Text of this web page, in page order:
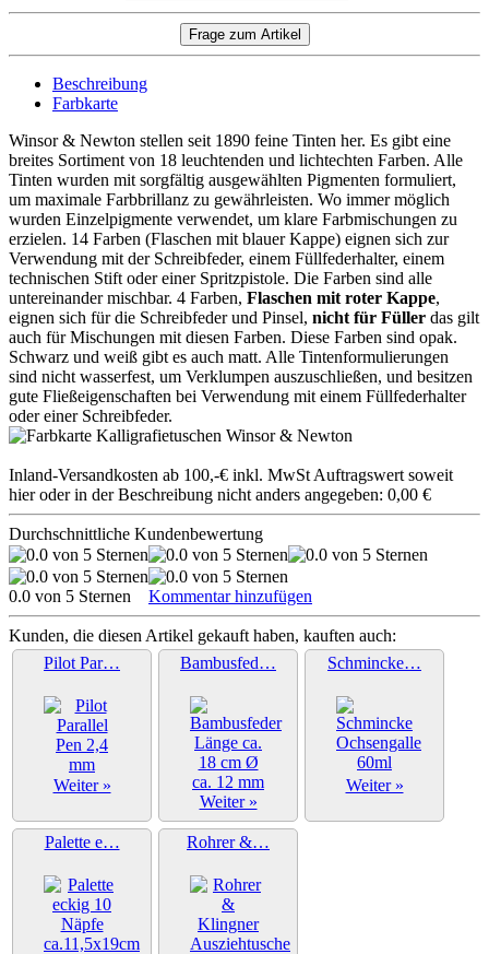
Beschreibung
Farbkarte
Winsor & Newton stellen seit 1890 feine Tinten her. Es gibt eine
breites Sortiment von 18 leuchtenden und lichtechten Farben. Alle
Tinten wurden mit sorgfältig ausgewählten Pigmenten formuliert,
um maximale Farbbrillanz zu gewährleisten. Wo immer möglich
wurden Einzelpigmente verwendet, um klare Farbmischungen zu
erzielen. 14 Farben (Flaschen mit blauer Kappe) eignen sich zur
Verwendung mit der Schreibfeder, einem Füllfederhalter, einem
technischen Stift oder einer Spritzpistole. Die Farben sind alle
untereinander mischbar. 4 Farben, Flaschen mit roter Kappe,
eignen sich für die Schreibfeder und Pinsel, nicht für Füller das gilt
auch für Mischungen mit diesen Farben. Diese Farben sind opak.
Schwarz und weiß gibt es auch matt. Alle Tintenformulierungen
sind nicht wasserfest, um Verklumpen auszuschließen, und besitzen
gute Fließeigenschaften bei Verwendung mit einem Füllfederhalter
oder einer Schreibfeder.
Inland-Versandkosten ab 100,-€ inkl. MwSt Auftragswert soweit
hier oder in der Beschreibung nicht anders angegeben: 0,00 €
Durchschnittliche Kundenbewertung
0.0 von 5 Sternen Kommentar hinzufügen
Kunden, die diesen Artikel gekauft haben, kauften auch:
Pilot Par…
Weiter »
Bambusfed…
Weiter »
Schmincke…
Weiter »
Palette e… Rohrer &…